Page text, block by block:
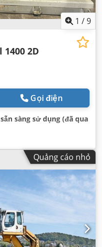
1 /9
2D
Gọi điện
sẵn sàng sử dụng (đã qua
Quảng cáo nhỏ